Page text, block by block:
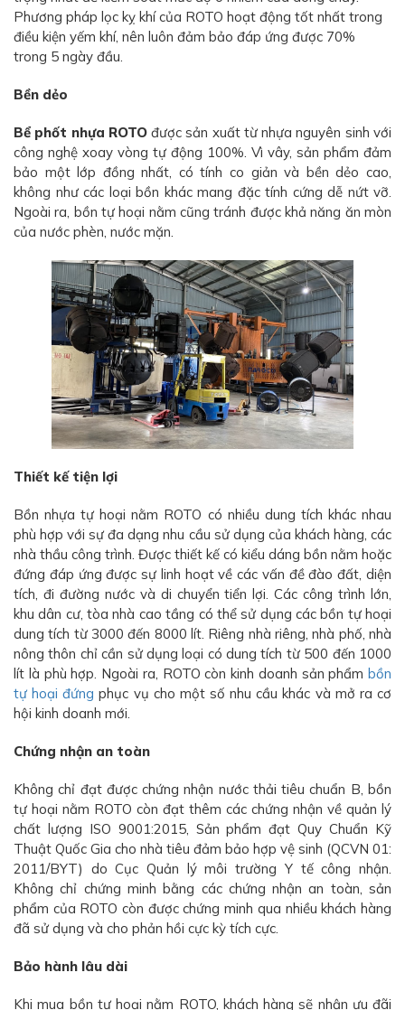
Phương pháp lọc kỵ khí của ROTO hoạt động tốt nhất trong
điều kiện yếm khí, nên luôn đảm bảo đáp ứng được 70%
trong 5 ngày đầu.
Bền dẻo
Bể phốt nhựa ROTOđược sản xuất từ nhựa nguyên sinh với
công nghệ xoay vòng tự động 100%. Vì vây, sản phẩm đảm
bảo một lớp đồng nhất, có tính co giản và bền dẻo cao,
không như các loại bồn khác mang đặc tính cứng dễ nứt vỡ.
Ngoài ra, bồn tự hoại nằm cũng tránh được khả năng ăn mòn
của nước phèn, nước mặn.
Thiết kế tiện lợi
Bồn nhựa tự hoại nằm ROTO có nhiều dung tích khác nhau
phù hợp với sự đa dạng nhu cầu sử dụng của khách hàng, các
nhà thầu công trình. Được thiết kế có kiểu dáng bồn nằm hoặc
đứng đáp ứng được sự linh hoạt về các vấn đề đào đất, diện
tích, đi đường nước và di chuyển tiển lợi. Các công trình lớn,
khu dân cư, tòa nhà cao tầng có thể sử dụng các bồn tự hoại
dung tích từ 3000 đến 8000 lít. Riêng nhà riêng, nhà phố, nhà
nông thôn chỉ cần sử dụng loại có dung tích từ 500 đến 1000
lít là phù hợp. Ngoài ra, ROTO còn kinh doanh sản phẩm bồn
tự hoại đứng phục vụ cho một số nhu cầu khác và mở ra cơ
hội kinh doanh mới.
Chứng nhận an toàn
Không chỉ đạt được chứng nhận nước thải tiêu chuẩn B, bồn
tự hoại nằm ROTO còn đạt thêm các chứng nhận về quản lý
chất lượng ISO 9001:2015, Sản phẩm đạt Quy Chuẩn Kỹ
Thuật Quốc Gia cho nhà tiêu đảm bảo hợp vệ sinh (QCVN 01:
2011/BYT) do Cục Quản lý môi trường Y tế công nhận.
Không chỉ chứng minh bằng các chứng nhận an toàn, sản
phẩm của ROTO còn được chứng minh qua nhiều khách hàng
đã sử dụng và cho phản hồi cực kỳ tích cực.
Bảo hành lâu dài
Khi mua bồn tự hoại nằm ROTO, khách hàng sẽ nhận ưu đãi